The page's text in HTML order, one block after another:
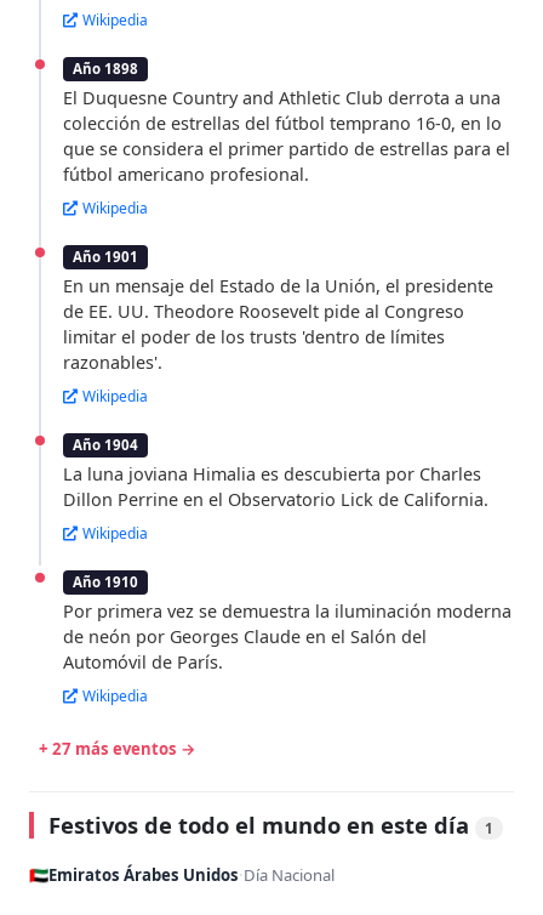
Wikipedia
Año 1898
El Duquesne Country and Athletic Club derrota a una
colección de estrellas del fútbol temprano 16-0, en lo
que se considera el primer partido de estrellas para el
fútbol americano profesional.
Wikipedia
Año 1901
En un mensaje del Estado de la Unión, el presidente
de EE. UU. Theodore Roosevelt pide al Congreso
limitar el poder de los trusts 'dentro de límites
razonables'.
Wikipedia
Año 1904
La luna joviana Himalia es descubierta por Charles
Dillon Perrine en el Observatorio Lick de California.
Wikipedia
Año 1910
Por primera vez se demuestra la iluminación moderna
de neón por Georges Claude en el Salón del
Automóvil de París.
Wikipedia
+ 27 más eventos →
Festivos de todo el mundo en este día 1
🇦🇪Emiratos Árabes Unidos·Día Nacional